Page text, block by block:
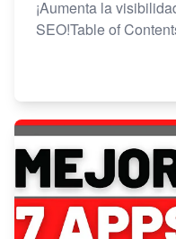
¡Aumenta la
SEO!Table of